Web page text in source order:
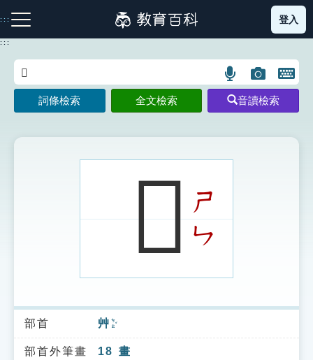
到
主
:::
注音索引圖示 筆畫索引圖示 部首索引表圖示
索引選單
知識索引
登入
:::
語
言
搜
示
圖
片
搜
開
鍵
圖
詞條檢索 全文檢索 音讀檢索
𧄢ㄕ
ㄣ
部首 艸 ㄘㄠˇ
部首外筆畫 18 畫